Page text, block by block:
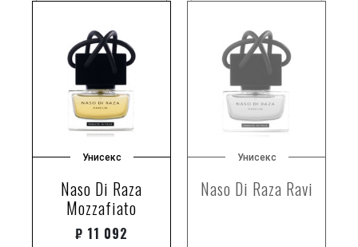
Унисекс
Naso Di Raza
Mozzafiato
₽ 11 092
Унисекс
Naso Di Raza Ravi